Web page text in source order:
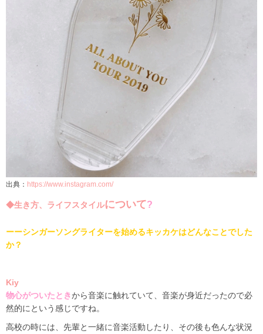
出典： https://www.instagram.com/
◆生き方、ライフスタイルについて?
ーーシンガーソングライターを始めるキッカケはどんなことでした
か？
Kiy
物心がついたときから音楽に触れていて、音楽が身近だったので必
然的にという感じですね。
高校の時には、先輩と一緒に音楽活動したり、その後も色んな状況